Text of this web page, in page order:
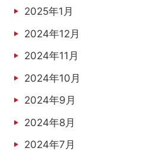
2025年1月
2024年12月
2024年11月
2024年10月
2024年9月
2024年8月
2024年7月